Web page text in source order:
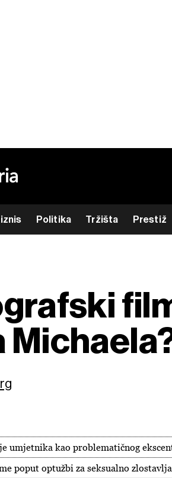
Politika Tržišta Prestiž
umjetnika kao problematičnog
poput optužbi za seksualno